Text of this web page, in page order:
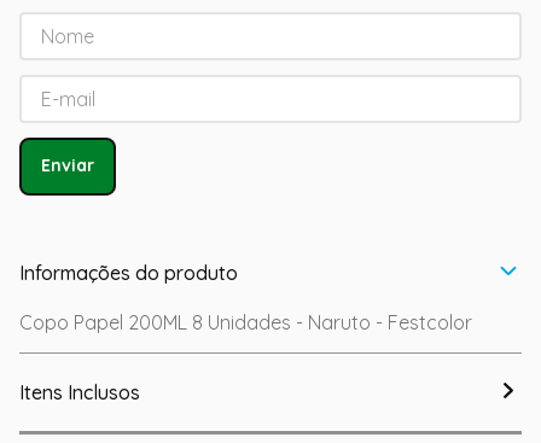
Enviar
Informações do produto
Copo Papel 200ML 8 Unidades - Naruto - Festcolor
Itens Inclusos